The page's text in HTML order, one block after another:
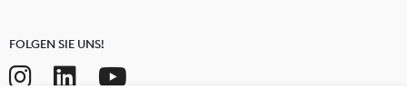
FOLGEN SIE UNS!